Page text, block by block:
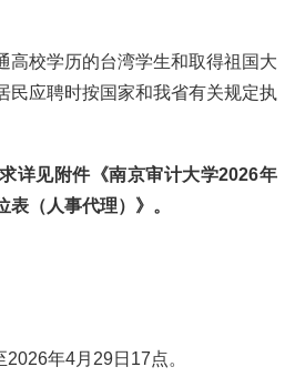
高校学历的台湾学生和取得祖国大
民应聘时按国家和我省有关规定执
详见附件《南京审计大学2026年
（人事代理）》。
年4月29日17点。